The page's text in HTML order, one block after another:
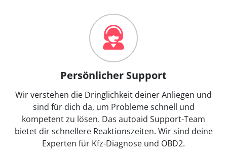
Persönlicher Support
Wir verstehen die Dringlichkeit deiner Anliegen und
sind für dich da, um Probleme schnell und
kompetent zu lösen. Das autoaid Support-Team
bietet dir schnellere Reaktionszeiten. Wir sind deine
Experten für Kfz-Diagnose und OBD2.